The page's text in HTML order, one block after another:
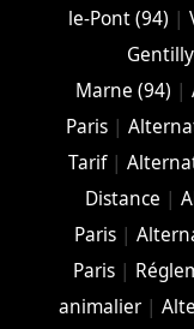
le-Pont (94) |
Marne (94) |
Paris |
Tarif|
Distance |
Paris |
Paris |
animalier|